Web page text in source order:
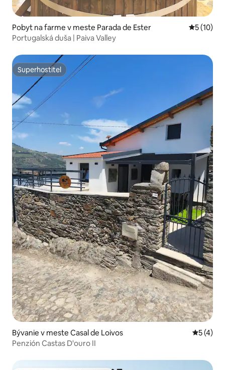
Pobyt na farme v meste Parada de Ester
5 (10)
Portugalská duša | Paiva Valley
Superhostiteľ
Superhostiteľ
Bývanie v meste Casal de Loivos
5 (4)
Penzión Castas D'ouro II